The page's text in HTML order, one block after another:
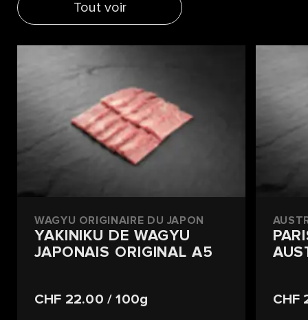
Tout voir
WAGYU ORIGINAIRE DU JAPON
YAKINIKU DE WAGYU
JAPONAIS ORIGINAL A5
CHF 22.00 / 100g CHF